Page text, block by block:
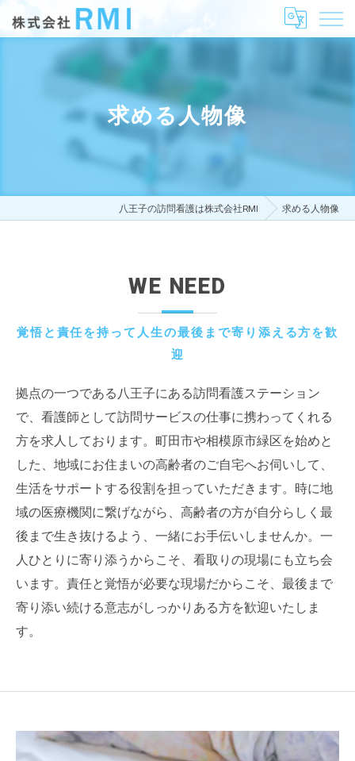
求める人物像
八王子の訪問看護は株式会社RMI 求める人物像
覚悟と責任を持って人生の最後まで寄り添える方を歓
迎
WE NEED
拠点の一つである八王子にある訪問看護ステーション
で、看護師として訪問サービスの仕事に携わってくれる
方を求人しております。町田市や相模原市緑区を始めと
した、地域にお住まいの高齢者のご自宅へお伺いして、
生活をサポートする役割を担っていただきます。時に地
域の医療機関に繋げながら、高齢者の方が自分らしく最
後まで生き抜けるよう、一緒にお手伝いしませんか。一
人ひとりに寄り添うからこそ、看取りの現場にも立ち会
います。責任と覚悟が必要な現場だからこそ、最後まで
寄り添い続ける意志がしっかりある方を歓迎いたしま
す。